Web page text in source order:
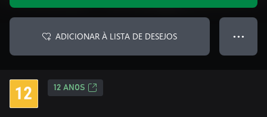
ADICIONAR À LISTA DE DESEJOS ● ● ●
12 ANOS